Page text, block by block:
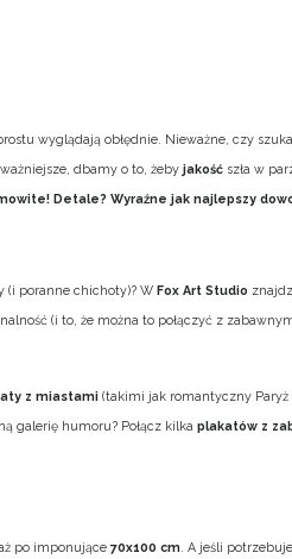
wyglądają obłędnie. Nieważne, czy
dbamy o to, żeby jakość szła w
Detale? Wyraźne jak najlepszy
(i poranne chichoty)? W Fox Art Studio
(i to, że można to połączyć z
z miastami (takimi jak romantyczny Paryż
galerię humoru? Połącz kilka plakatów z
aż po imponujące 70x100 cm . A jeśli